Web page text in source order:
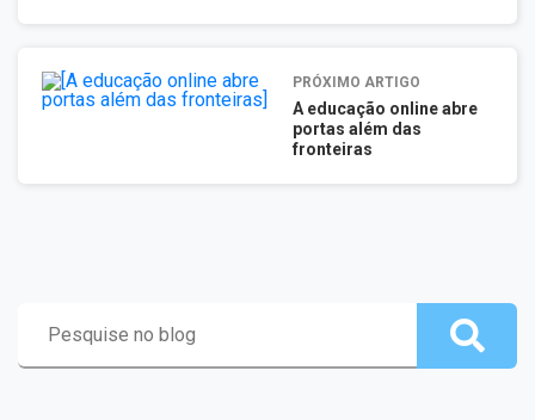
PRÓXIMO ARTIGO
A educação online abre
portas além das
fronteiras